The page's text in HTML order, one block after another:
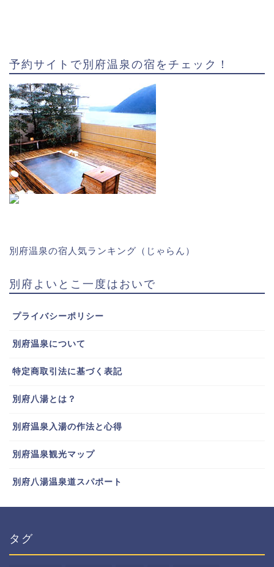
予約サイトで別府温泉の宿をチェック！
別府温泉の宿人気ランキング（じゃらん）
別府よいとこ一度はおいで
プライバシーポリシー
別府温泉について
特定商取引法に基づく表記
別府八湯とは？
別府温泉入湯の作法と心得
別府温泉観光マップ
別府八湯温泉道スパポート
タグ